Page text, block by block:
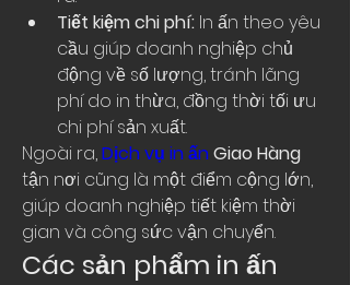
Tiết kiệm chi phí: In ấn theo yêu
cầu giúp doanh nghiệp chủ
động về số lượng, tránh lãng
phí do in thừa, đồng thời tối ưu
chi phí sản xuất.
Ngoài ra, Dịch vụ in ấn Giao Hàng
tận nơi cũng là một điểm cộng lớn,
giúp doanh nghiệp tiết kiệm thời
gian và công sức vận chuyển.
Các sản phẩm in ấn